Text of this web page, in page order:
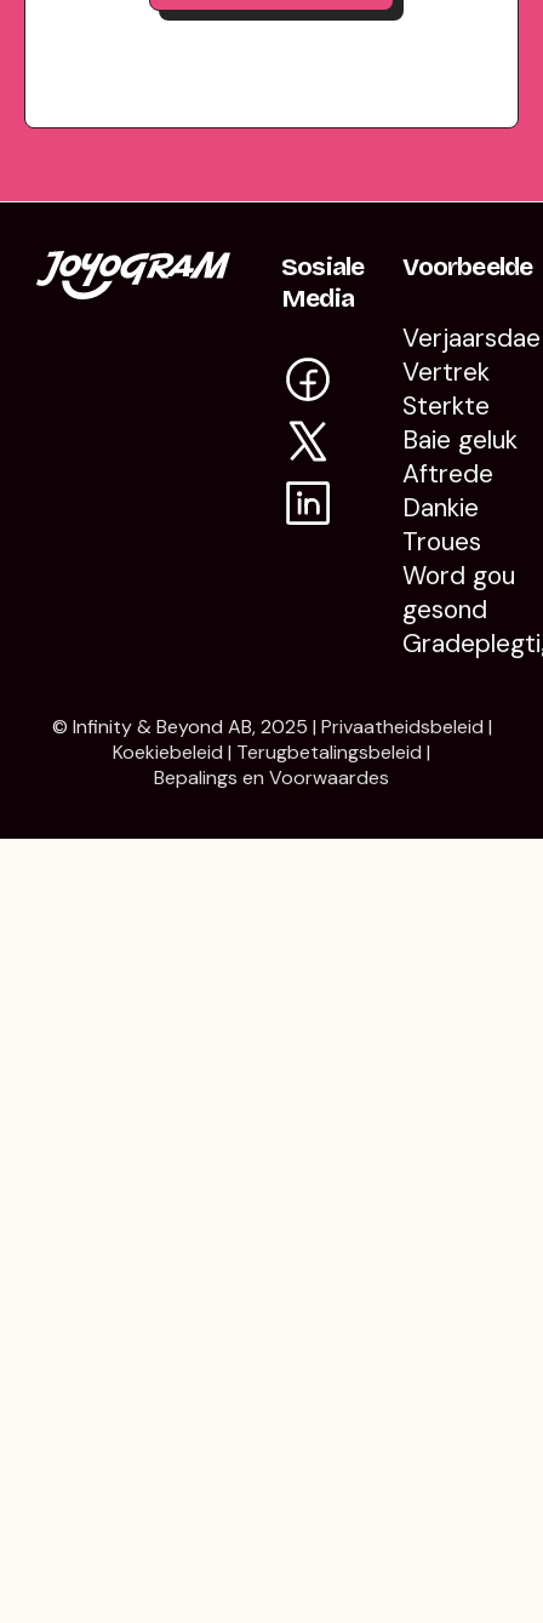
Sosiale
Media
Voorbeelde
Verjaarsdae
Vertrek
Sterkte
Baie geluk
Aftrede
Dankie
Troues
Word gou
gesond
© Infinity & Beyond AB, 2025 | Privaatheidsbeleid |
Koekiebeleid | Terugbetalingsbeleid |
Bepalings en Voorwaardes